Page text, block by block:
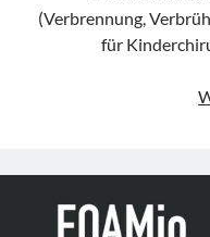
(Verbrennung,
für